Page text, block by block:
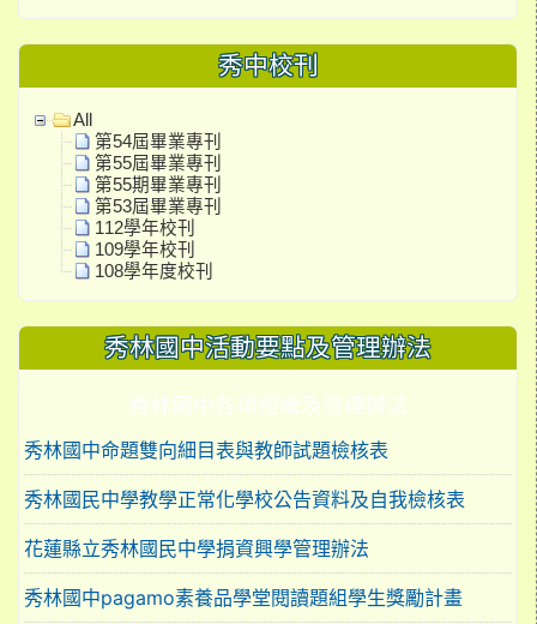
秀中校刊
All
第54屆畢業專刊
第55屆畢業專刊
第55期畢業專刊
第53屆畢業專刊
112學年校刊
109學年校刊
108學年度校刊
秀林國中活動要點及管理辦法
秀林國中各項組織及管理辦法
秀林國中命題雙向細目表與教師試題檢核表
秀林國民中學教學正常化學校公告資料及自我檢核表
花蓮縣立秀林國民中學捐資興學管理辦法
秀林國中pagamo素養品學堂閱讀題組學生獎勵計畫